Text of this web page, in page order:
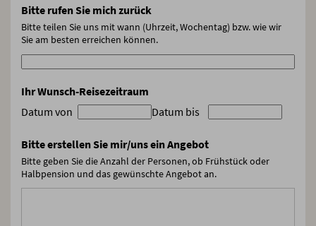
Bitte rufen Sie mich zurück
Bitte teilen Sie uns mit wann (Uhrzeit, Wochentag) bzw. wie wir
Sie am besten erreichen können.
Ihr Wunsch-Reisezeitraum
Datum von
Datum bis
Bitte erstellen Sie mir/uns ein Angebot
Bitte geben Sie die Anzahl der Personen, ob Frühstück oder
Halbpension und das gewünschte Angebot an.